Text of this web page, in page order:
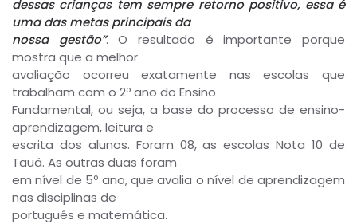
dessas crianças tem sempre retorno positivo, essa é
uma das metas principais da
nossa gestão”. O resultado é importante porque
mostra que a melhor
avaliação ocorreu exatamente nas escolas que
trabalham com o 2º ano do Ensino
Fundamental, ou seja, a base do processo de ensino-
aprendizagem, leitura e
escrita dos alunos. Foram 08, as escolas Nota 10 de
Tauá. As outras duas foram
em nível de 5º ano, que avalia o nível de aprendizagem
nas disciplinas de
português e matemática.